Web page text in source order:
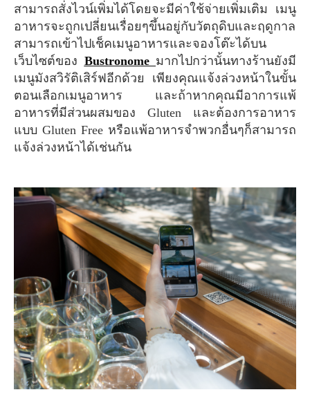
สามารถสั่งไวน์เพิ่มได้โดยจะมีค่าใช้จ่ายเพิ่มเติม เมนู
อาหารจะถูกเปลี่ยนเรื่อยๆขึ้นอยู่กับวัตถุดิบและฤดูกาล
สามารถเข้าไปเช็คเมนูอาหารและจองโต๊ะได้บน
เว็บไซต์ของ Bustronome มากไปกว่านั้นทางร้านยังมี
เมนูมังสวิรัติเสิร์ฟอีกด้วย เพียงคุณแจ้งล่วงหน้าในขั้น
ตอนเลือกเมนูอาหาร และถ้าหากคุณมีอาการแพ้
อาหารที่มีส่วนผสมของ Gluten และต้องการอาหาร
แบบ Gluten Free หรือแพ้อาหารจำพวกอื่นๆก็สามารถ
แจ้งล่วงหน้าได้เช่นกัน